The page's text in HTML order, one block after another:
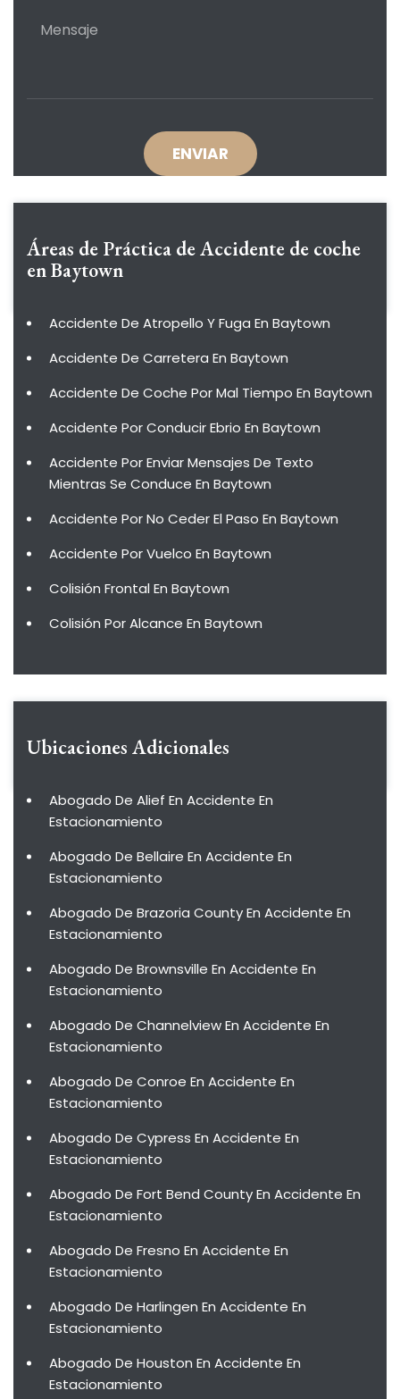
Áreas de Práctica deAccidente de coche
en Baytown
Accidente De Atropello Y Fuga En Baytown
Accidente De Carretera En Baytown
Accidente De Coche Por Mal Tiempo En Baytown
Accidente Por Conducir Ebrio En Baytown
Accidente Por Enviar Mensajes De Texto
Mientras Se Conduce En Baytown
Accidente Por No Ceder El Paso En Baytown
Accidente Por Vuelco En Baytown
Colisión Frontal En Baytown
Colisión Por Alcance En Baytown
Ubicaciones Adicionales
Abogado De Alief En Accidente En
Estacionamiento
Abogado De Bellaire En Accidente En
Estacionamiento
Abogado De Brazoria County En Accidente En
Estacionamiento
Abogado De Brownsville En Accidente En
Estacionamiento
Abogado De Channelview En Accidente En
Estacionamiento
Abogado De Conroe En Accidente En
Estacionamiento
Abogado De Cypress En Accidente En
Estacionamiento
Abogado De Fort Bend County En Accidente En
Estacionamiento
Abogado De Fresno En Accidente En
Estacionamiento
Abogado De Harlingen En Accidente En
Estacionamiento
Abogado De Houston En Accidente En
Estacionamiento